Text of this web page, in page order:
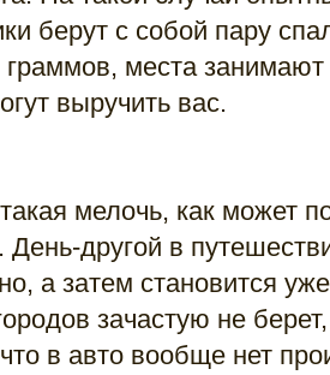
берут с собой пару
граммов, места
выручить вас.
мелочь, как может
День-другой в
а затем становится
зачастую не
в авто вообще нет